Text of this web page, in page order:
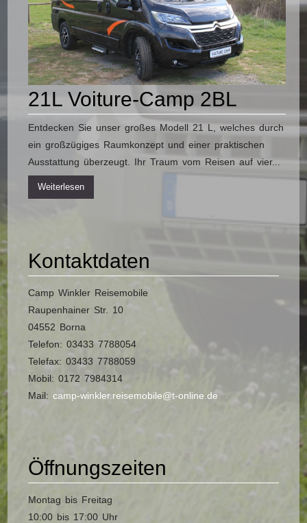
21L Voiture-Camp 2BL
Entdecken Sie unser großes Modell 21 L, welches durch
ein großzügiges Raumkonzept und einer praktischen
Ausstattung überzeugt. Ihr Traum vom Reisen auf vier...
Weiterlesen
Kontaktdaten
Camp Winkler Reisemobile
Raupenhainer Str. 10
04552 Borna
Telefon: 03433 7788054
Telefax: 03433 7788059
Mobil: 0172 7984314
Mail:camp-winkler.reisemobile@t-online.de
Öffnungszeiten
Montag bis Freitag
10:00 bis 17:00 Uhr